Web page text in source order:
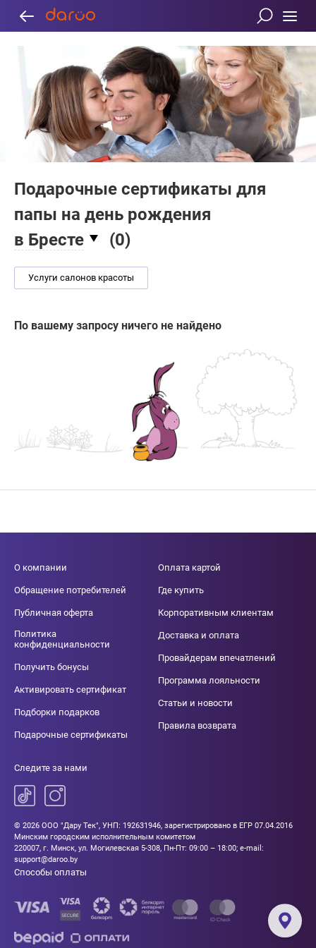
Подарочные сертификаты для
папы на день рождения
в Бресте
(0)
Услуги салонов красоты
По вашему запросу ничего не найдено
О компании
Обращение потребителей
Публичная оферта
Политика
конфиденциальности
Получить бонусы
Активировать сертификат
Подборки подарков
Подарочные сертификаты
Оплата картой
Где купить
Корпоративным клиентам
Доставка и оплата
Провайдерам впечатлений
Программа лояльности
Статьи и новости
Правила возврата
Следите за нами
© 2026 ООО "Дару Тек", УНП: 192631946, зарегистрировано в ЕГР 07.04.2016
Минским городским исполнительным комитетом
220007, г. Минск, ул. Могилевская 5-308, Пн-Пт: 09:00 – 18:00; e-mail:
support@daroo.by
Способы оплаты